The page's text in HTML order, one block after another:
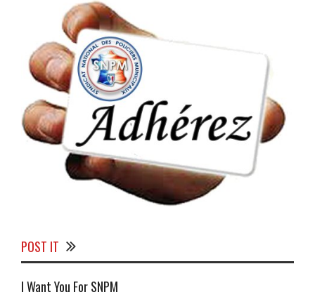
POST IT
I Want You For SNPM